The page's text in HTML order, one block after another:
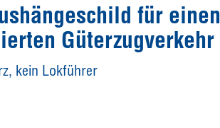
für einen
Güterzugverkehr
kein Lokführer